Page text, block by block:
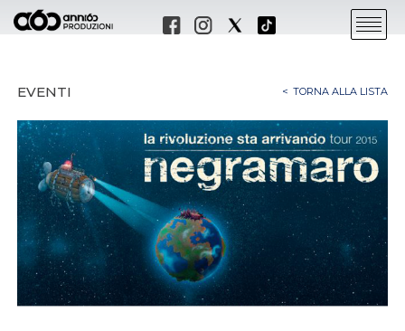
EVENTI TORNA ALLA LISTA